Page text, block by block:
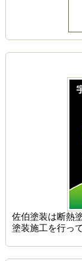
佐伯塗装は断熱
塗装施工を行っ